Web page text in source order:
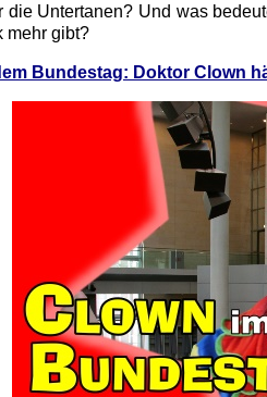
die Untertanen? Und was
mehr gibt?
Bundestag: Doktor Clown